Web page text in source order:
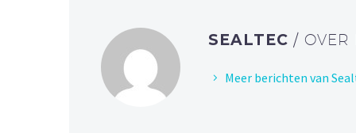
SEALTEC / OVER
Meer berichten van